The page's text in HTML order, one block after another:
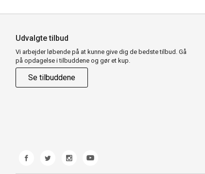
Udvalgte tilbud
Vi arbejder løbende på at kunne give dig de bedste tilbud. Gå
på opdagelse i tilbuddene og gør et kup.
Se tilbuddene